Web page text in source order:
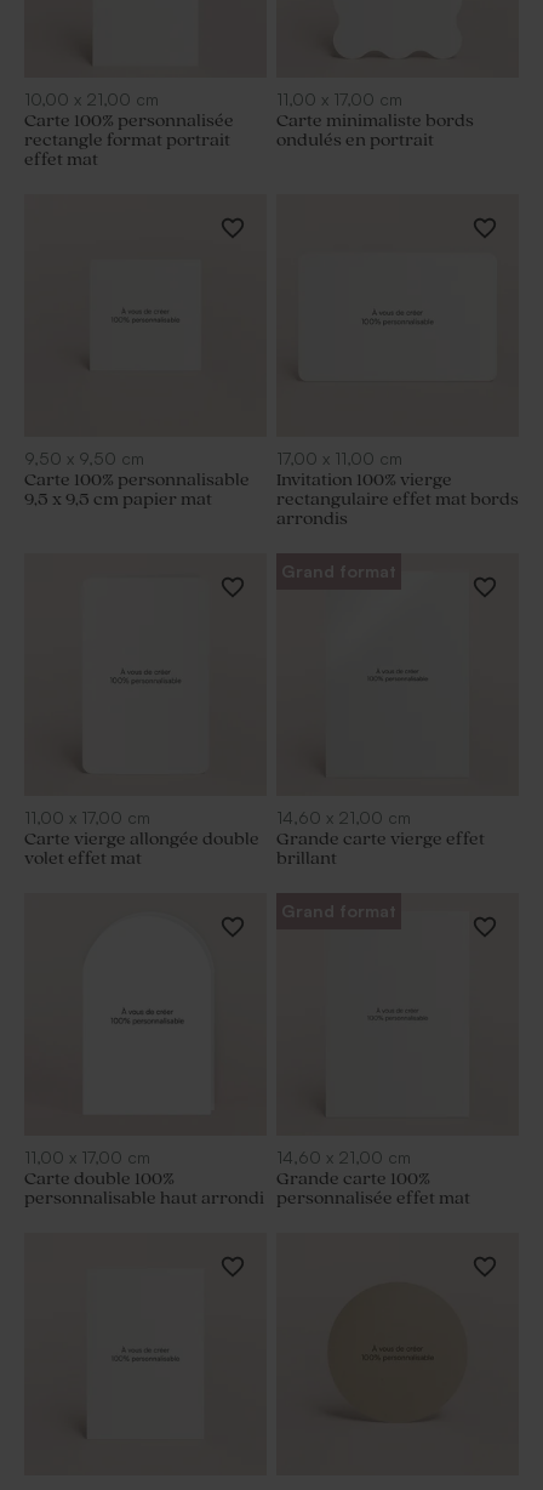
10,00 x 21,00 cm
Carte 100% personnalisée
rectangle format portrait
effet mat
11,00 x 17,00 cm
Carte minimaliste bords
ondulés en portrait
9,50 x 9,50 cm
Carte 100% personnalisable
9,5 x 9,5 cm papier mat
17,00 x 11,00 cm
Invitation 100% vierge
rectangulaire effet mat bords
arrondis
11,00 x 17,00 cm
Carte vierge allongée double
volet effet mat
Grand format
14,60 x 21,00 cm
Grande carte vierge effet
brillant
11,00 x 17,00 cm
Carte double 100%
personnalisable haut arrondi
Grand format
14,60 x 21,00 cm
Grande carte 100%
personnalisée effet mat